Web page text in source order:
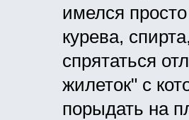
имелся
курева,
спрятаться
жилеток" с
порыдать на